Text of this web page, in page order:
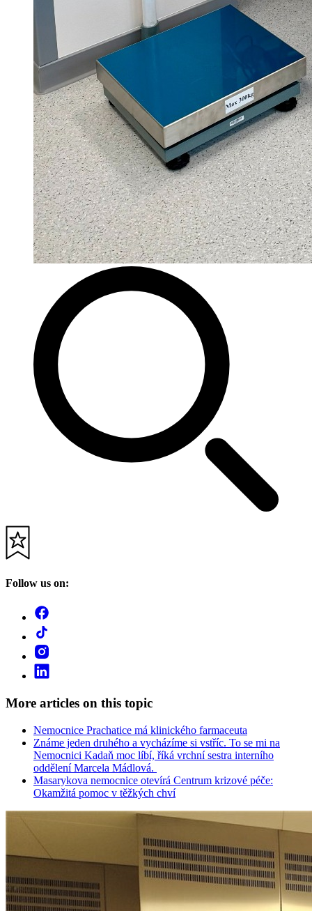
Follow us on:
More articles on this topic
Nemocnice Prachatice má klinického farmaceuta
Známe jeden druhého a vycházíme si vstříc. To se mi na
Nemocnici Kadaň moc líbí, říká vrchní sestra interního
oddělení Marcela Mádlová.
Masarykova nemocnice otevírá Centrum krizové péče:
Okamžitá pomoc v těžkých chví